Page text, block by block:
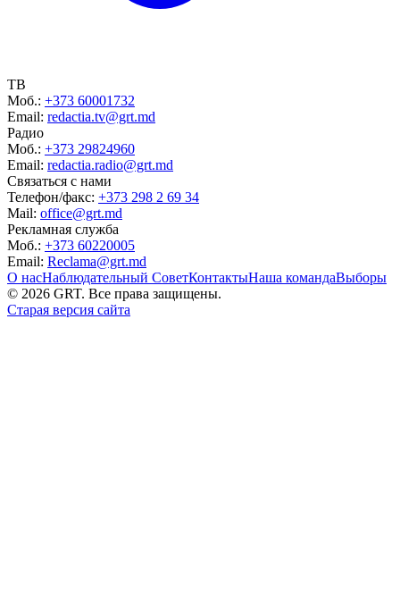
ТВ
Моб.: +373 60001732
Email: redactia.tv@grt.md
Радио
Моб.: +373 29824960
Email: redactia.radio@grt.md
Связаться с нами
Телефон/факс: +373 298 2 69 34
Mail: office@grt.md
Рекламная служба
Моб.: +373 60220005
Email: Reclama@grt.md
О насНаблюдательный СоветКонтактыНаша командаВыборы
© 2026 GRT. Все права защищены.
Старая версия сайта